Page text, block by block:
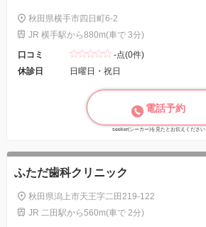
秋田県横手市四日町6-2
JR 横手駅から880m(車で 3分)
口コミ
-点(0件)
休診日
日曜日・祝日
電話予約
seeker(シーカー)を見たとお伝えください
ふただ歯科クリニック
秋田県潟上市天王字二田219-122
JR 二田駅から560m(車で 2分)